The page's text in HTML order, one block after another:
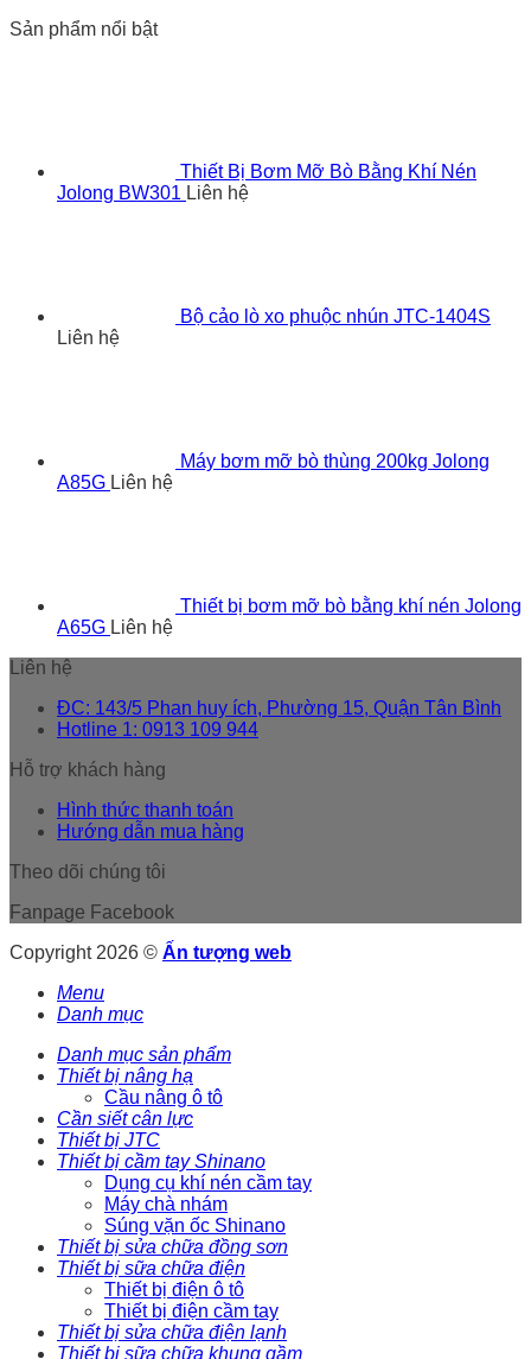
Sản phẩm nổi bật
Thiết Bị Bơm Mỡ Bò Bằng Khí Nén
Jolong BW301 Liên hệ
Bộ cảo lò xo phuộc nhún JTC-1404S
Liên hệ
Máy bơm mỡ bò thùng 200kg Jolong
A85G Liên hệ
Thiết bị bơm mỡ bò bằng khí nén Jolong
A65G Liên hệ
Liên hệ
ĐC: 143/5 Phan huy ích, Phường 15, Quận Tân Bình
Hotline 1: 0913 109 944
Hỗ trợ khách hàng
Hình thức thanh toán
Hướng dẫn mua hàng
Theo dõi chúng tôi
Fanpage Facebook
Copyright 2026 © Ấn tượng web
Menu
Danh mục
Danh mục sản phẩm
Thiết bị nâng hạ
Cầu nâng ô tô
Cần siết cân lực
Thiết bị JTC
Thiết bị cầm tay Shinano
Dụng cụ khí nén cầm tay
Máy chà nhám
Súng vặn ốc Shinano
Thiết bị sửa chữa đồng sơn
Thiết bị sữa chữa điện
Thiết bị điện ô tô
Thiết bị điện cầm tay
Thiết bị sửa chữa điện lạnh
Thiết bị sữa chữa khung gầm